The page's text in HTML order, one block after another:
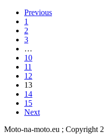
Previous
1
2
3
…
10
11
12
13
14
15
Next
Moto-na-moto.eu ; Copyright